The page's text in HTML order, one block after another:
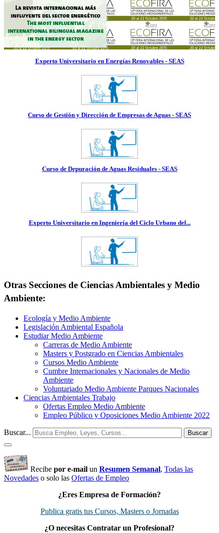
Experto Universitario en Energías Renovables - SEAS
Curso de Gestión y Dirección de Empresas de Aguas - SEAS
Curso de Depuración de Aguas Residuales - SEAS
Experto Universitario en Ingeniería del Ciclo Urbano del...
Otras Secciones de Ciencias Ambientales y Medio
Ambiente:
Ecología y Medio Ambiente
Legislación Ambiental Española
Estudiar Medio Ambiente
Carreras de Medio Ambiente
Masters y Postgrado en Ciencias Ambientales
Cursos Medio Ambiente
Cumbre Internacionales y Nacionales de Medio
Ambiente
Voluntariado Medio Ambiente Parques Nacionales
Ciencias Ambientales Trabajo
Ofertas Empleo Medio Ambiente
Empleo Público y Oposiciones Medio Ambiente 2022
Buscar... Buscar
Recibe por e-mail un Resumen Semanal, Todas las
Novedades o solo las Ofertas de Empleo
¿Eres Empresa de Formación?
Publica gratis tus Cursos, Masters o Jornadas
¿O necesitas Contratar un Profesional?